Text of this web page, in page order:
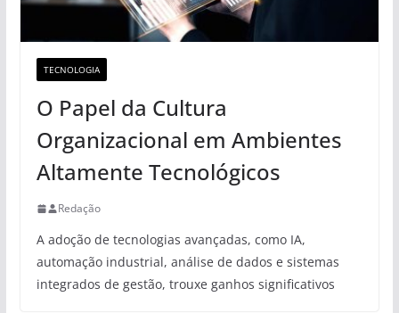
TECNOLOGIA
O Papel da Cultura
Organizacional em Ambientes
Altamente Tecnológicos
Redação
A adoção de tecnologias avançadas, como IA,
automação industrial, análise de dados e sistemas
integrados de gestão, trouxe ganhos significativos